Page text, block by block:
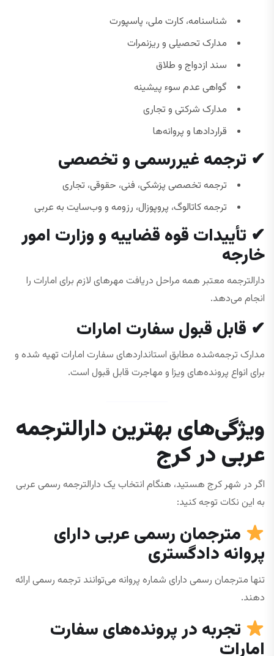
شناسنامه، کارت ملی، پاسپورت
مدارک تحصیلی و ریزنمرات
سند ازدواج و طلاق
گواهی عدم سوء پیشینه
مدارک شرکتی و تجاری
قراردادها و پروانه‌ها
✔ ترجمه غیررسمی و تخصصی
ترجمه تخصصی پزشکی، فنی، حقوقی، تجاری
ترجمه کاتالوگ، پروپوزال، رزومه و وب‌سایت به عربی
✔ تأییدات قوه قضاییه و وزارت امور
خارجه
دارالترجمه معتبر همه مراحل دریافت مهرهای لازم برای امارات را
انجام می‌دهد.
✔ قابل قبول سفارت امارات
مدارک ترجمه‌شده مطابق استانداردهای سفارت امارات تهیه شده و
برای انواع پرونده‌های ویزا و مهاجرت قابل قبول است.
ویژگی‌های بهترین دارالترجمه
عربی در کرج
اگر در شهر کرج هستید، هنگام انتخاب یک دارالترجمه رسمی عربی
به این نکات توجه کنید:
مترجمان رسمی عربی دارای
پروانه دادگستری
تنها مترجمان رسمی دارای شماره پروانه می‌توانند ترجمه رسمی ارائه
دهند.
تجربه در پرونده‌های سفارت
امارات